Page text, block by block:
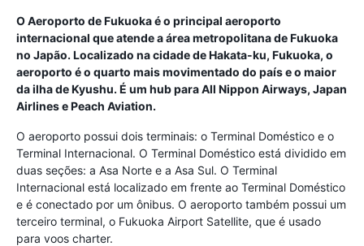
O Aeroporto de Fukuoka é o principal aeroporto
internacional que atende a área metropolitana de Fukuoka
no Japão. Localizado na cidade de Hakata-ku, Fukuoka, o
aeroporto é o quarto mais movimentado do país e o maior
da ilha de Kyushu. É um hub para All Nippon Airways, Japan
Airlines e Peach Aviation.
O aeroporto possui dois terminais: o Terminal Doméstico e o
Terminal Internacional. O Terminal Doméstico está dividido em
duas seções: a Asa Norte e a Asa Sul. O Terminal
Internacional está localizado em frente ao Terminal Doméstico
e é conectado por um ônibus. O aeroporto também possui um
terceiro terminal, o Fukuoka Airport Satellite, que é usado
para voos charter.